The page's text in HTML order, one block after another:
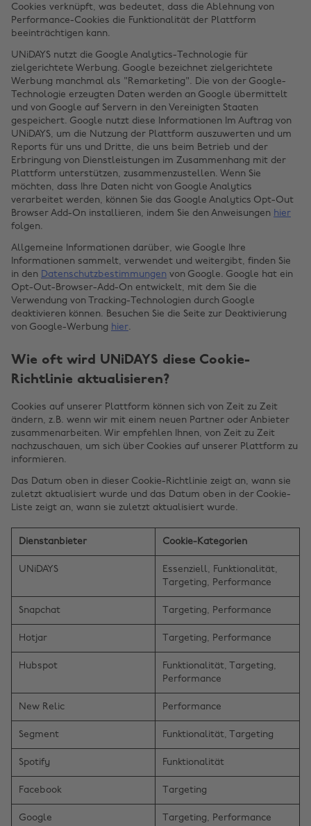
Cookies verknüpft, was bedeutet, dass die Ablehnung von
Performance-Cookies die Funktionalität der Plattform
beeinträchtigen kann.
UNiDAYS nutzt die Google Analytics-Technologie für
zielgerichtete Werbung. Google bezeichnet zielgerichtete
Werbung manchmal als "Remarketing". Die von der Google-
Technologie erzeugten Daten werden an Google übermittelt
und von Google auf Servern in den Vereinigten Staaten
gespeichert. Google nutzt diese Informationen Im Auftrag von
UNiDAYS, um die Nutzung der Plattform auszuwerten und um
Reports für uns und Dritte, die uns beim Betrieb und der
Erbringung von Dienstleistungen im Zusammenhang mit der
Plattform unterstützen, zusammenzustellen. Wenn Sie
möchten, dass Ihre Daten nicht von Google Analytics
verarbeitet werden, können Sie das Google Analytics Opt-Out
Browser Add-On installieren, indem Sie den Anweisungen hier
folgen.
Allgemeine Informationen darüber, wie Google Ihre
Informationen sammelt, verwendet und weitergibt, finden Sie
in den Datenschutzbestimmungen von Google. Google hat ein
Opt-Out-Browser-Add-On entwickelt, mit dem Sie die
Verwendung von Tracking-Technologien durch Google
deaktivieren können. Besuchen Sie die Seite zur Deaktivierung
von Google-Werbung hier.
Wie oft wird UNiDAYS diese Cookie-
Richtlinie aktualisieren?
Cookies auf unserer Plattform können sich von Zeit zu Zeit
ändern, z.B. wenn wir mit einem neuen Partner oder Anbieter
zusammenarbeiten. Wir empfehlen Ihnen, von Zeit zu Zeit
nachzuschauen, um sich über Cookies auf unserer Plattform zu
informieren.
Das Datum oben in dieser Cookie-Richtlinie zeigt an, wann sie
zuletzt aktualisiert wurde und das Datum oben in der Cookie-
Liste zeigt an, wann sie zuletzt aktualisiert wurde.
Dienstanbieter Cookie-Kategorien
UNiDAYS
Essenziell, Funktionalität,
Targeting, Performance
Snapchat Targeting, Performance
Hotjar Targeting, Performance
Hubspot
Funktionalität, Targeting,
Performance
New Relic Performance
Segment Funktionalität, Targeting
Spotify Funktionalität
Facebook Targeting
Google Targeting, Performance